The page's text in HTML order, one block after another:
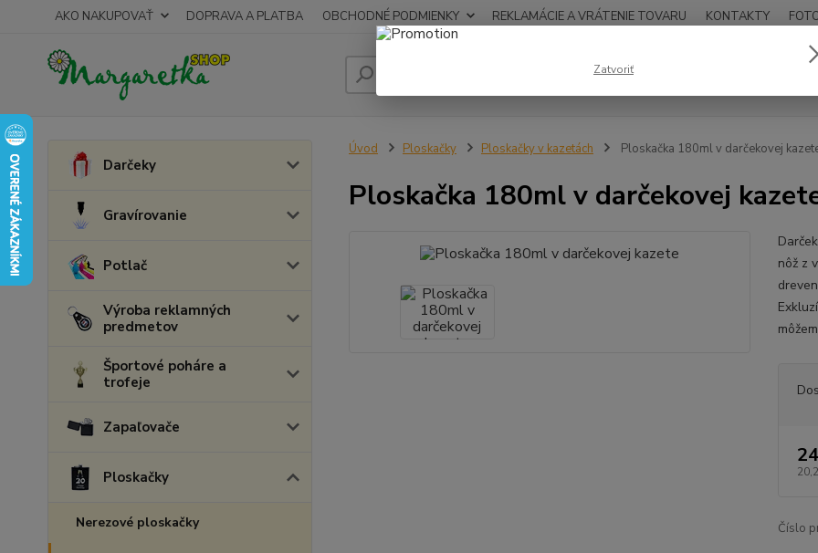
AKO NAKUPOVAŤ DOPRAVA A PLATBA OBCHODNÉ PODMIENKY REKLAMÁCIE A VRÁTENIE TOVARU KONTAKTY
Hľadať
Darčeky
Gravírovanie
Potlač
Výroba reklamných
predmetov
Športové poháre a
trofeje
Zapaľovače
Ploskačky
Nerezové ploskačky
Úvod Ploskačky Ploskačky v kazetách Ploskačka 180ml v darčekovej
Ploskačka 180ml v darčekovej
nôž z
Číslo
Zatvoriť